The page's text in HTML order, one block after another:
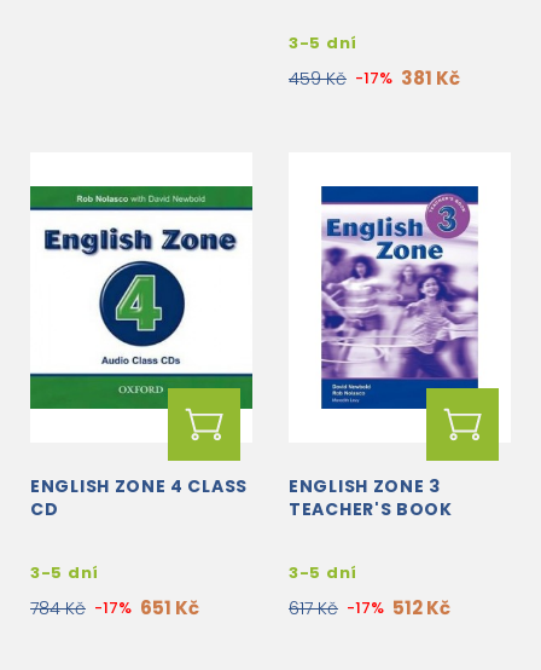
3-5 dní
459 Kč -17% 381 Kč
ENGLISH ZONE 4 CLASS
CD
3-5 dní
784 Kč -17% 651 Kč
ENGLISH ZONE 3
TEACHER'S BOOK
3-5 dní
617 Kč -17% 512 Kč